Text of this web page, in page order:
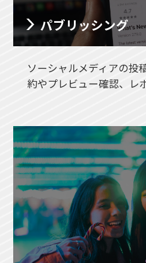
パブリッシング
ソーシャルメディアの投
約やプレビュー確認、レ